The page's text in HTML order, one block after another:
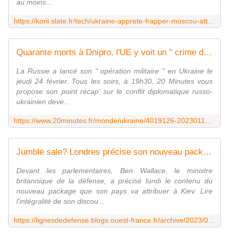
au moins...
Quarante morts à Dnipro, l'UE y voit un " crime de guerre "
La Russie a lancé son " opération militaire " en Ukraine le
jeudi 24 février. Tous les soirs, à 19h30, 20 Minutes vous
propose son point récap' sur le conflit diplomatique russo-
ukrainien deve...
Jumble sale? Londres précise son nouveau package destiné à l'Ukraine
Devant les parlementaires, Ben Wallace, le ministre
britannique de la défense, a précisé lundi le contenu du
nouveau package que son pays va attribuer à Kiev. Lire
l'intégralité de son discou...